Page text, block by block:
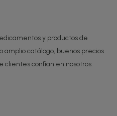
y productos de
amplio catálogo, buenos precios
clientes confían en nosotros.